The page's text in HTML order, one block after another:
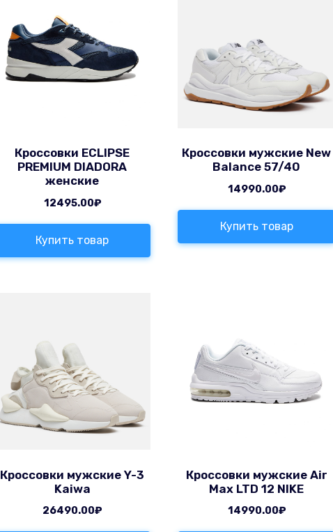
Кроссовки ECLIPSE
PREMIUM DIADORA
женские
12495.00₽
Купить товар
Кроссовки мужские New
Balance 57/40
14990.00₽
Купить товар
Кроссовки мужские Y-3
Kaiwa
26490.00₽
Кроссовки мужские Air
Max LTD 12 NIKE
14990.00₽